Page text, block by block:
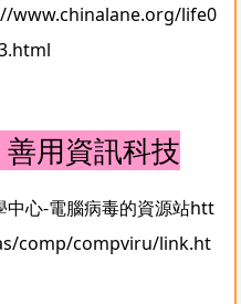
www.chinalane.org/life0
用資訊科技
心-電腦病毒的資源站htt
comp/compviru/link.ht